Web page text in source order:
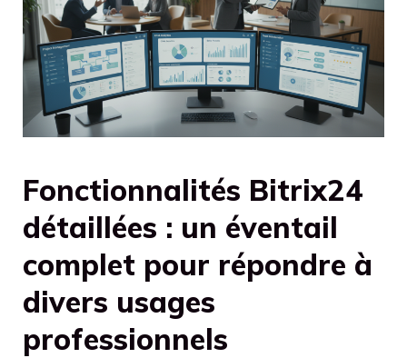
Fonctionnalités Bitrix24
détaillées : un éventail
complet pour répondre à
divers usages
professionnels